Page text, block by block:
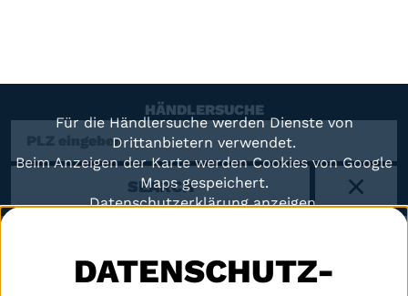
DATENSCHUTZ-
HÄNDLERSUCHE
SEARCH X
Für die Händlersuche werden Dienste von
Drittanbietern verwendet.
Beim Anzeigen der Karte werden Cookies von Google
Maps gespeichert.
Datenschutzerklärung anzeigen.
KARTE ANZEIGEN